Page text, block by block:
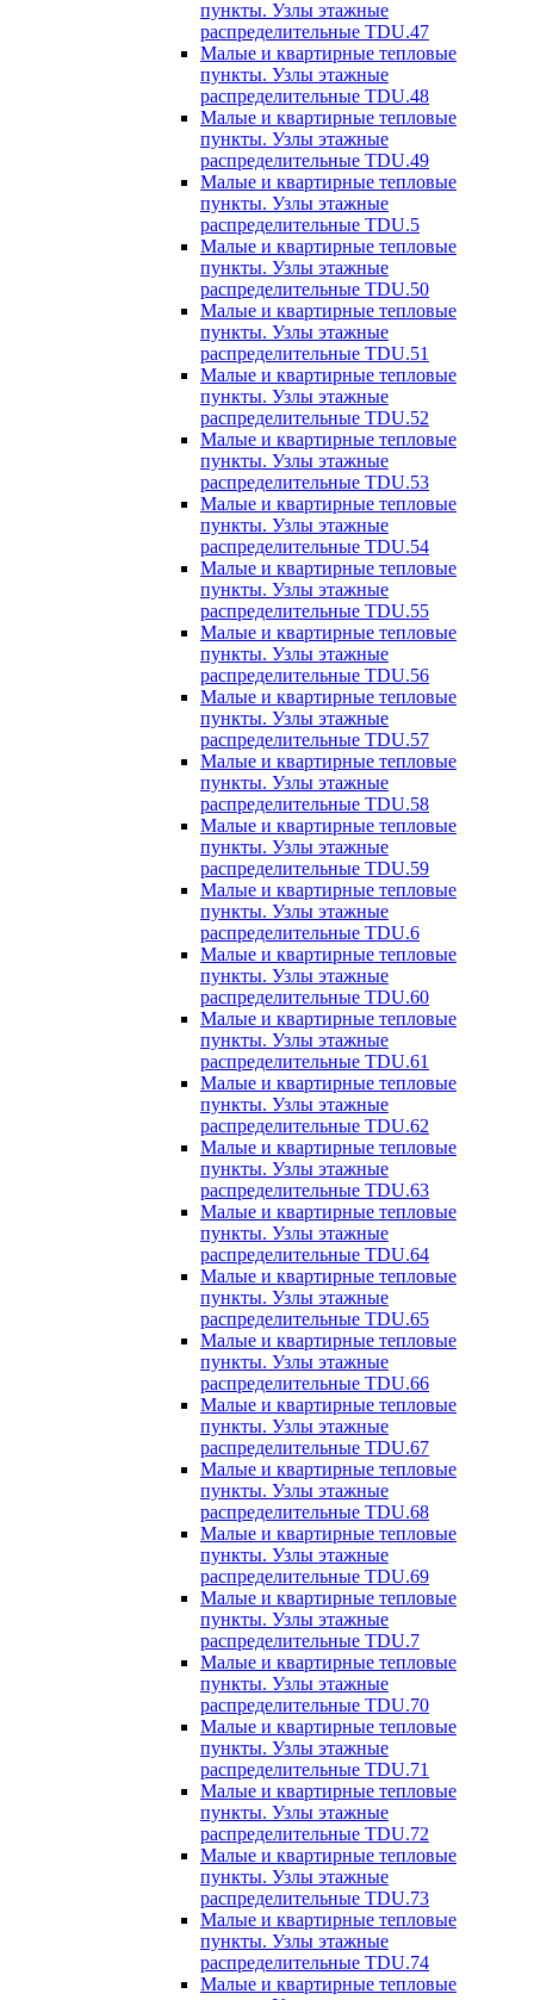
пункты. Узлы этажные
распределительные TDU.47
Малые и квартирные тепловые
пункты. Узлы этажные
распределительные TDU.48
Малые и квартирные тепловые
пункты. Узлы этажные
распределительные TDU.49
Малые и квартирные тепловые
пункты. Узлы этажные
распределительные TDU.5
Малые и квартирные тепловые
пункты. Узлы этажные
распределительные TDU.50
Малые и квартирные тепловые
пункты. Узлы этажные
распределительные TDU.51
Малые и квартирные тепловые
пункты. Узлы этажные
распределительные TDU.52
Малые и квартирные тепловые
пункты. Узлы этажные
распределительные TDU.53
Малые и квартирные тепловые
пункты. Узлы этажные
распределительные TDU.54
Малые и квартирные тепловые
пункты. Узлы этажные
распределительные TDU.55
Малые и квартирные тепловые
пункты. Узлы этажные
распределительные TDU.56
Малые и квартирные тепловые
пункты. Узлы этажные
распределительные TDU.57
Малые и квартирные тепловые
пункты. Узлы этажные
распределительные TDU.58
Малые и квартирные тепловые
пункты. Узлы этажные
распределительные TDU.59
Малые и квартирные тепловые
пункты. Узлы этажные
распределительные TDU.6
Малые и квартирные тепловые
пункты. Узлы этажные
распределительные TDU.60
Малые и квартирные тепловые
пункты. Узлы этажные
распределительные TDU.61
Малые и квартирные тепловые
пункты. Узлы этажные
распределительные TDU.62
Малые и квартирные тепловые
пункты. Узлы этажные
распределительные TDU.63
Малые и квартирные тепловые
пункты. Узлы этажные
распределительные TDU.64
Малые и квартирные тепловые
пункты. Узлы этажные
распределительные TDU.65
Малые и квартирные тепловые
пункты. Узлы этажные
распределительные TDU.66
Малые и квартирные тепловые
пункты. Узлы этажные
распределительные TDU.67
Малые и квартирные тепловые
пункты. Узлы этажные
распределительные TDU.68
Малые и квартирные тепловые
пункты. Узлы этажные
распределительные TDU.69
Малые и квартирные тепловые
пункты. Узлы этажные
распределительные TDU.7
Малые и квартирные тепловые
пункты. Узлы этажные
распределительные TDU.70
Малые и квартирные тепловые
пункты. Узлы этажные
распределительные TDU.71
Малые и квартирные тепловые
пункты. Узлы этажные
распределительные TDU.72
Малые и квартирные тепловые
пункты. Узлы этажные
распределительные TDU.73
Малые и квартирные тепловые
пункты. Узлы этажные
распределительные TDU.74
Малые и квартирные тепловые